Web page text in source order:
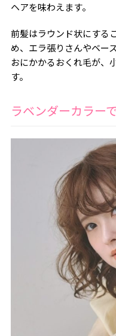
ヘアを味わえます。
前髪はラウンド状にする
め、エラ張りさんやベー
おにかかるおくれ毛が、
す。
ラベンダーカラー